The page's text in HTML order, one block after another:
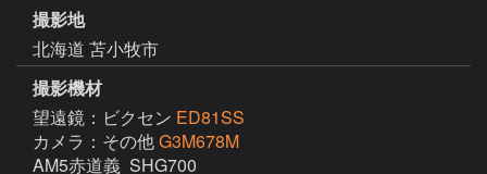
撮影地
北海道 苫小牧市
撮影機材
望遠鏡：ビクセン ED81SS
カメラ：その他G3M678M
AM5赤道義  SHG700